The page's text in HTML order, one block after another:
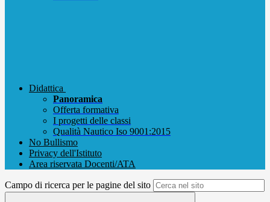
Didattica
Panoramica
Offerta formativa
I progetti delle classi
Qualità Nautico Iso 9001:2015
No Bullismo
Privacy dell'Istituto
Area riservata Docenti/ATA
Campo di ricerca per le pagine del sito